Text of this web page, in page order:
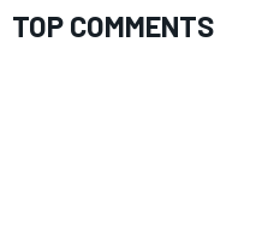
TOP COMMENTS